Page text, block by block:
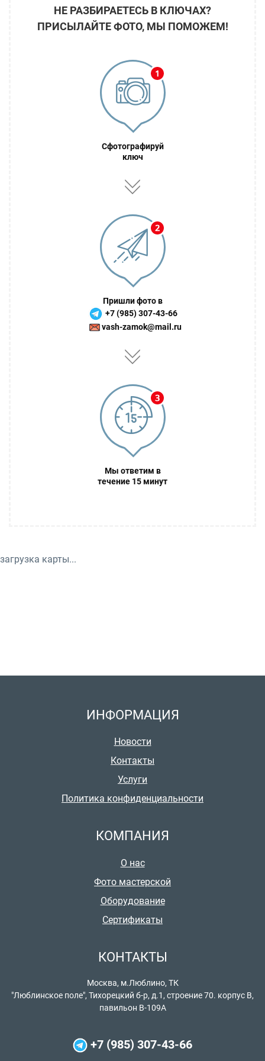
НЕ РАЗБИРАЕТЕСЬ В КЛЮЧАХ?
ПРИСЫЛАЙТЕ ФОТО, МЫ ПОМОЖЕМ!
Сфотографируй
ключ
Пришли фото в
+7 (985) 307-43-66
vash-zamok@mail.ru
Мы ответим в
течение 15 минут
загрузка карты...
ИНФОРМАЦИЯ
Новости
Контакты
Услуги
Политика конфиденциальности
КОМПАНИЯ
О нас
Фото мастерской
Оборудование
Сертификаты
КОНТАКТЫ
Москва, м.Люблино, ТК
"Люблинское поле", Тихорецкий б-р, д.1, строение 70. корпус В,
павильон В-109А
+7 (985) 307-43-66